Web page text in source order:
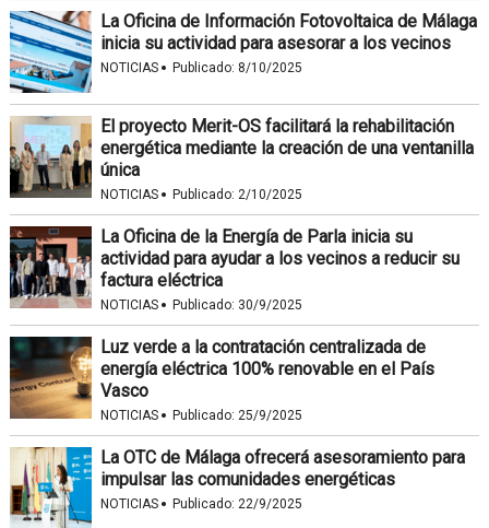
La Oficina de Información Fotovoltaica de Málaga
inicia su actividad para asesorar a los vecinos
NOTICIAS · Publicado: 8/10/2025
El proyecto Merit-OS facilitará la rehabilitación
energética mediante la creación de una ventanilla
única
NOTICIAS · Publicado: 2/10/2025
La Oficina de la Energía de Parla inicia su
actividad para ayudar a los vecinos a reducir su
factura eléctrica
NOTICIAS · Publicado: 30/9/2025
Luz verde a la contratación centralizada de
energía eléctrica 100% renovable en el País
Vasco
NOTICIAS · Publicado: 25/9/2025
La OTC de Málaga ofrecerá asesoramiento para
impulsar las comunidades energéticas
NOTICIAS · Publicado: 22/9/2025